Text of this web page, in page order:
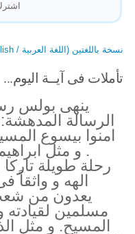
نسخة باللغتين (اللغة العربية / English)
تأملات فى آيــة اليوم...
ينهى بولس
الرسالة المدهشة:
امنوا بيسوع
. و مثل
رحلة طويلة
الهه و واثقاً
يعدون من شعب
مسلمين لقيادته
المسيح. و مثل